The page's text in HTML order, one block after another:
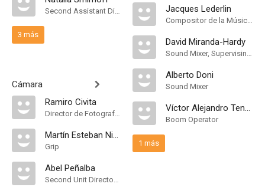
Second Assistant Director
3 más
Cámara
Ramiro Civita
Director de Fotografía, Camera Operator
Martín Esteban Nico
Grip
Abel Peñalba
Second Unit Director of Photography
Jacques Lederlin
Compositor de la Música Original, Música
David Miranda-Hardy
Sound Mixer, Supervising Sound Editor
Alberto Doni
Sound Mixer
Víctor Alejandro Tendler
Boom Operator
1 más